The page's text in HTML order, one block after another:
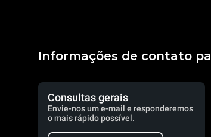
Informações de contato
Consultas gerais
Envie-nos um e-mail e responderemos
o mais rápido possível.